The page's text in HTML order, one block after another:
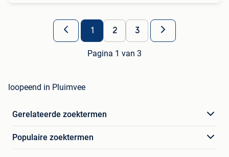
1 2 3
Pagina 1 van 3
loopeend in Pluimvee
Gerelateerde zoektermen
Populaire zoektermen